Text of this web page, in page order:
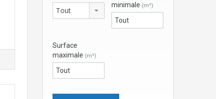
Tout
minimale (m²)
Surface
maximale (m²)